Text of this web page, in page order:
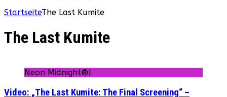
StartseiteThe Last Kumite
The Last Kumite
Neon Midnight®!
Video: „The Last Kumite: The Final Screening“ –